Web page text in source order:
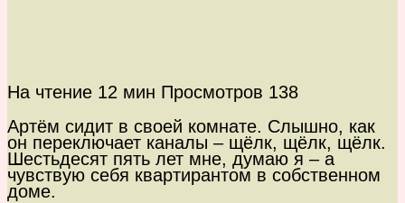
На чтение 12 мин Просмотров 138
Артём сидит в своей комнате. Слышно, как
он переключает каналы – щёлк, щёлк, щёлк.
Шестьдесят пять лет мне, думаю я – а
чувствую себя квартирантом в собственном
доме.